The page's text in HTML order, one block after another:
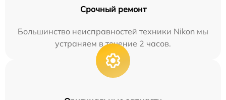
Срочный ремонт
Большинство неисправностей техники Nikon мы
устраняем в течение 2 часов.